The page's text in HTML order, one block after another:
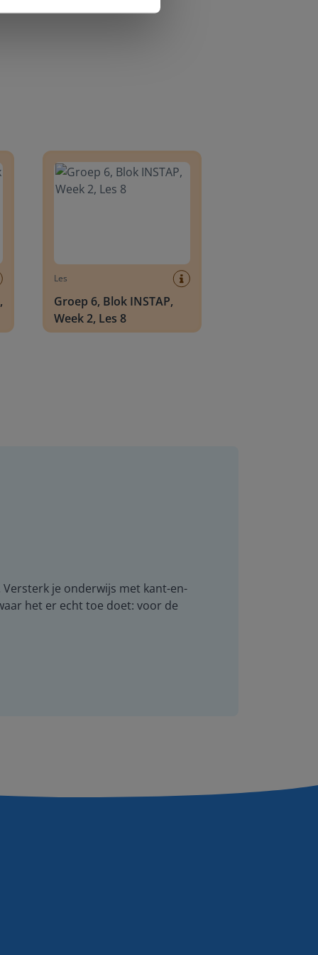
Les
Groep 6, Blok INSTAP,
Week 2, Les 8
je onderwijs met kant-en-
het er echt toe doet: voor de